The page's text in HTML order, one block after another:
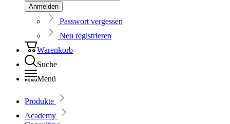
Anmelden
Passwort vergessen
Neu registrieren
Warenkorb
Suche
Menü
Produkte
Academy